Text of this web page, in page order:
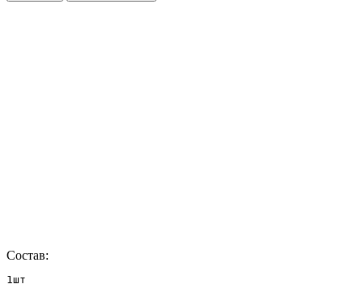
Состав:
1шт